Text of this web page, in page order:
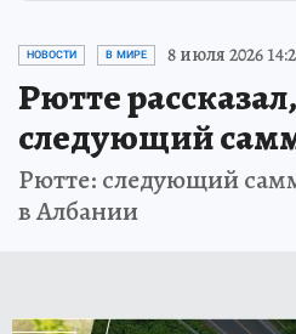
НОВОСТИ В МИРЕ 8 июля 2026
Рютте
следующий
Рютте: следующий
в Албании